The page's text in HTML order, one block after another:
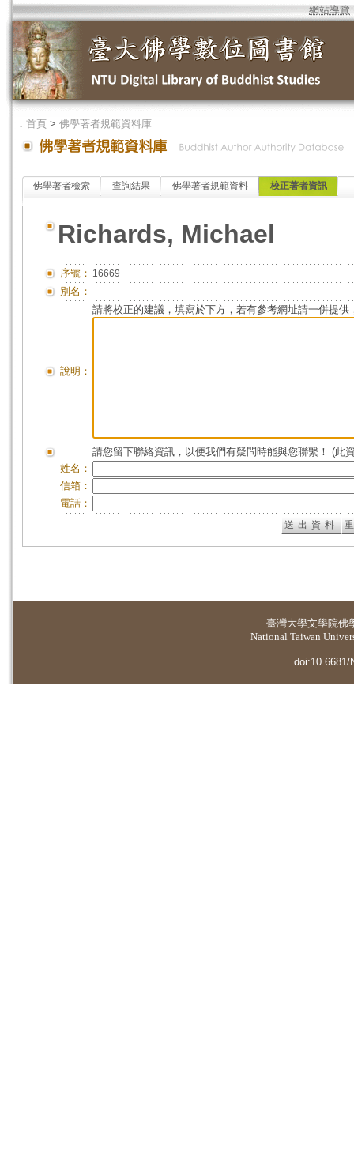
網站導覽
． 首頁 > 佛學著者規範資料庫
佛學著者檢索 查詢結果 佛學著者規範資料 校正著者資訊
Richards, Michael
序號： 16669
別名：
說明：
請將校正的建議，填寫於下方，若有參考網址請一併提供
請您留下聯絡資訊，以便我們有疑問時能與您聯繫！ (此
姓名：
信箱：
電話：
臺灣大學文學院佛
National Taiwan
doi:10.6681/